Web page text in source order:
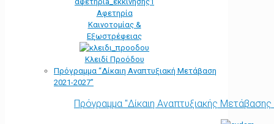
Αφετηρία
Kαινοτομίας &
Εξωστρέφειας
Κλειδί Προόδου
Πρόγραμμα “Δίκαιη Αναπτυξιακή Μετάβαση
2021-2027”
Πρόγραμμα "Δίκαιη Αναπτυξιακής